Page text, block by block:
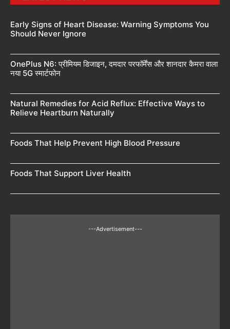
Early Signs of Heart Disease: Warning Symptoms You
Should Never Ignore
OnePlus N6: प्रीमियम डिजाइन, दमदार परफॉर्मेंस और शानदार कैमरा वाला
नया 5G स्मार्टफोन
Natural Remedies for Acid Reflux: Effective Ways to
Relieve Heartburn Naturally
Foods That Help Prevent High Blood Pressure
Foods That Support Liver Health
---Advertisement---